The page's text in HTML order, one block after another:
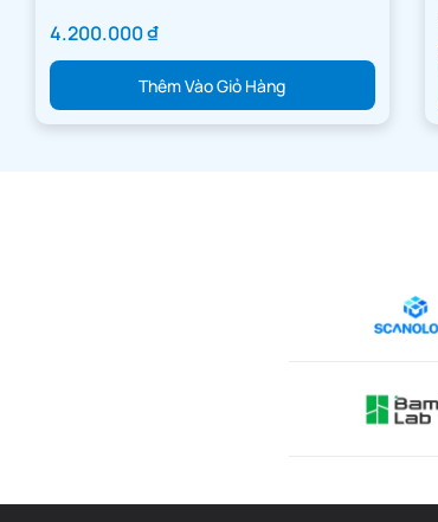
4.200.000₫
Thêm Vào Giỏ Hàng